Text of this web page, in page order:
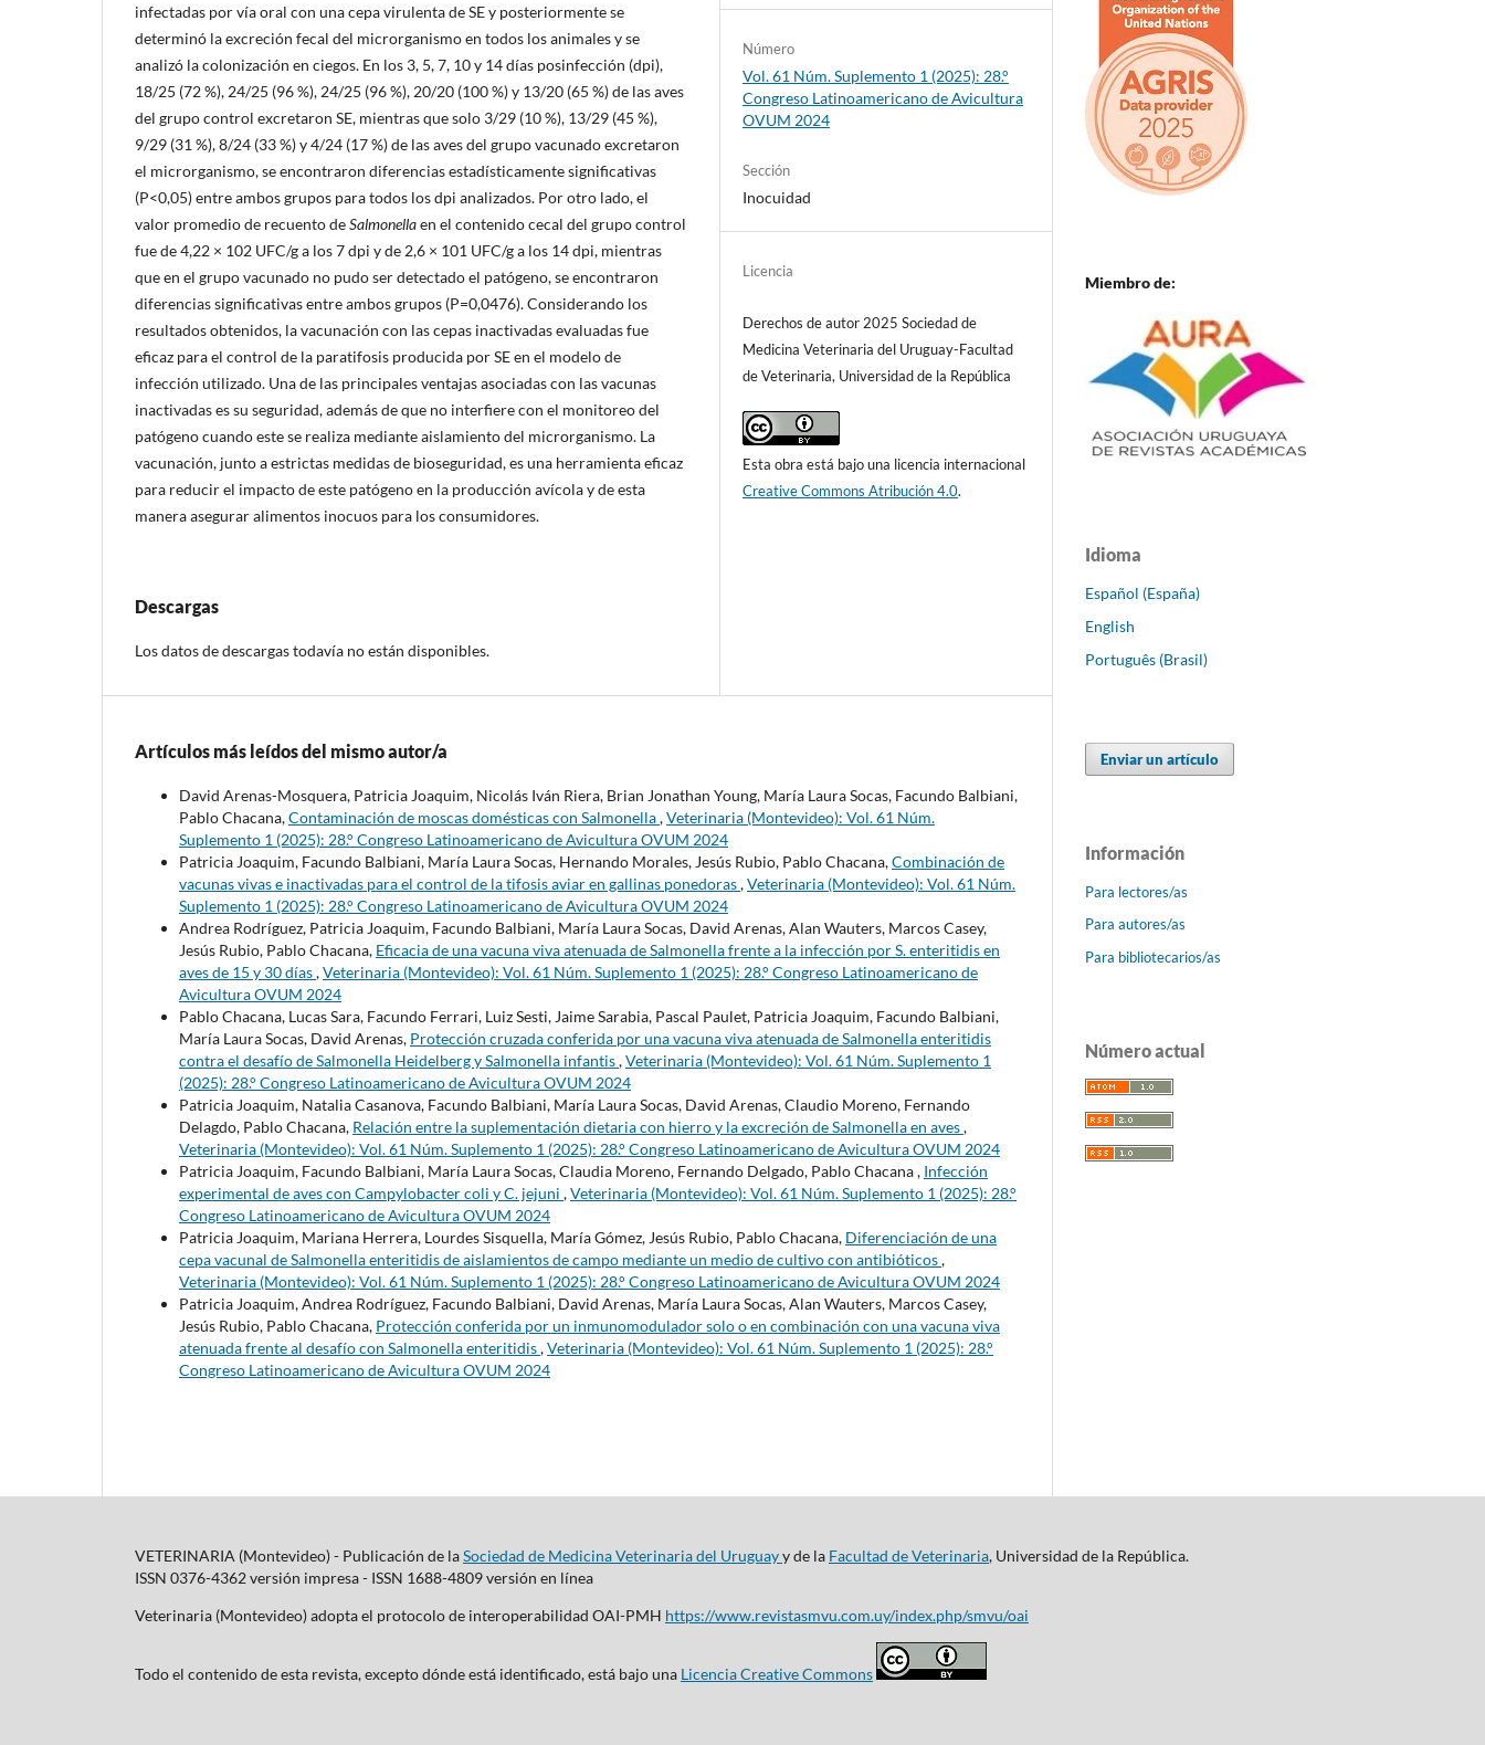
infectadas por vía oral con una cepa virulenta de SE y posteriormente se
determinó la excreción fecal del microrganismo en todos los animales y se
analizó la colonización en ciegos. En los 3, 5, 7, 10 y 14 días posinfección (dpi),
18/25 (72 %), 24/25 (96 %), 24/25 (96 %), 20/20 (100 %) y 13/20 (65 %) de las aves
del grupo control excretaron SE, mientras que solo 3/29 (10 %), 13/29 (45 %),
9/29 (31 %), 8/24 (33 %) y 4/24 (17 %) de las aves del grupo vacunado excretaron
el microrganismo, se encontraron diferencias estadísticamente significativas
(P<0,05) entre ambos grupos para todos los dpi analizados. Por otro lado, el
valor promedio de recuento deSalmonellaen el contenido cecal del grupo control
fue de 4,22 × 102 UFC/g a los 7 dpi y de 2,6 × 101 UFC/g a los 14 dpi, mientras
que en el grupo vacunado no pudo ser detectado el patógeno, se encontraron
diferencias significativas entre ambos grupos (P=0,0476). Considerando los
resultados obtenidos, la vacunación con las cepas inactivadas evaluadas fue
eficaz para el control de la paratifosis producida por SE en el modelo de
infección utilizado. Una de las principales ventajas asociadas con las vacunas
inactivadas es su seguridad, además de que no interfiere con el monitoreo del
patógeno cuando este se realiza mediante aislamiento del microrganismo. La
vacunación, junto a estrictas medidas de bioseguridad, es una herramienta eficaz
para reducir el impacto de este patógeno en la producción avícola y de esta
manera asegurar alimentos inocuos para los consumidores.
Descargas
Los datos de descargas todavía no están disponibles.
Número
Vol. 61 Núm. Suplemento 1 (2025): 28.°
Congreso Latinoamericano de Avicultura
OVUM 2024
Sección
Inocuidad
Licencia
Derechos de autor 2025 Sociedad de
Medicina Veterinaria del Uruguay-Facultad
de Veterinaria, Universidad de la República
Esta obra está bajo una licencia internacional
Creative Commons Atribución 4.0.
Artículos más leídos del mismo autor/a
David Arenas-Mosquera, Patricia Joaquim, Nicolás Iván Riera, Brian Jonathan Young, María Laura Socas, Facundo Balbiani,
Pablo Chacana,Contaminación de moscas domésticas con Salmonella,Veterinaria (Montevideo): Vol. 61 Núm.
Suplemento 1 (2025): 28.° Congreso Latinoamericano de Avicultura OVUM 2024
Patricia Joaquim, Facundo Balbiani, María Laura Socas, Hernando Morales, Jesús Rubio, Pablo Chacana,Combinación de
vacunas vivas e inactivadas para el control de la tifosis aviar en gallinas ponedoras,Veterinaria (Montevideo): Vol. 61 Núm.
Suplemento 1 (2025): 28.° Congreso Latinoamericano de Avicultura OVUM 2024
Andrea Rodríguez, Patricia Joaquim, Facundo Balbiani, María Laura Socas, David Arenas, Alan Wauters, Marcos Casey,
Jesús Rubio, Pablo Chacana, Eficacia de una vacuna viva atenuada de Salmonella frente a la infección por S. enteritidis en
aves de 15 y 30 días,Veterinaria (Montevideo): Vol. 61 Núm. Suplemento 1 (2025): 28.° Congreso Latinoamericano de
Avicultura OVUM 2024
Pablo Chacana, Lucas Sara, Facundo Ferrari, Luiz Sesti, Jaime Sarabia, Pascal Paulet, Patricia Joaquim, Facundo Balbiani,
María Laura Socas, David Arenas, Protección cruzada conferida por una vacuna viva atenuada de Salmonella enteritidis
contra el desafío de Salmonella Heidelberg y Salmonella infantis,Veterinaria (Montevideo): Vol. 61 Núm. Suplemento 1
(2025): 28.° Congreso Latinoamericano de Avicultura OVUM 2024
Patricia Joaquim, Natalia Casanova, Facundo Balbiani, María Laura Socas, David Arenas, Claudio Moreno, Fernando
Delagdo, Pablo Chacana, Relación entre la suplementación dietaria con hierro y la excreción de Salmonella en aves,
Veterinaria (Montevideo): Vol. 61 Núm. Suplemento 1 (2025): 28.° Congreso Latinoamericano de Avicultura OVUM 2024
Patricia Joaquim, Facundo Balbiani, María Laura Socas, Claudia Moreno, Fernando Delgado, Pablo Chacana , Infección
experimental de aves con Campylobacter coli y C. jejuni ,Veterinaria (Montevideo): Vol. 61 Núm. Suplemento 1 (2025): 28.°
Congreso Latinoamericano de Avicultura OVUM 2024
Patricia Joaquim, Mariana Herrera, Lourdes Sisquella, María Gómez, Jesús Rubio, Pablo Chacana, Diferenciación de una
cepa vacunal de Salmonella enteritidis de aislamientos de campo mediante un medio de cultivo con antibióticos,
Veterinaria (Montevideo): Vol. 61 Núm. Suplemento 1 (2025): 28.° Congreso Latinoamericano de Avicultura OVUM 2024
Patricia Joaquim, Andrea Rodríguez, Facundo Balbiani, David Arenas, María Laura Socas, Alan Wauters, Marcos Casey,
Jesús Rubio, Pablo Chacana, Protección conferida por un inmunomodulador solo o en combinación con una vacuna viva
atenuada frente al desafío con Salmonella enteritidis,Veterinaria (Montevideo): Vol. 61 Núm. Suplemento 1 (2025): 28.°
Congreso Latinoamericano de Avicultura OVUM 2024
Miembro de:
Idioma
Español (España)
English
Português (Brasil)
Enviar un artículo
Información
Para lectores/as
Para autores/as
Para bibliotecarios/as
Número actual
VETERINARIA (Montevideo) - Publicación de laSociedad de Medicina Veterinaria del Uruguayy de la Facultad de Veterinaria, Universidad de la República.
ISSN 0376-4362 versión impresa - ISSN 1688-4809 versión en línea
Veterinaria (Montevideo) adopta el protocolo de interoperabilidad OAI-PMH https://www.revistasmvu.com.uy/index.php/smvu/oai
Todo el contenido de esta revista, excepto dónde está identificado, está bajo una Licencia Creative Commons